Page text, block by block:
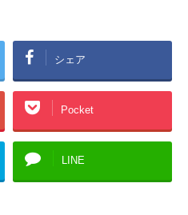
シェア
Pocket
LINE